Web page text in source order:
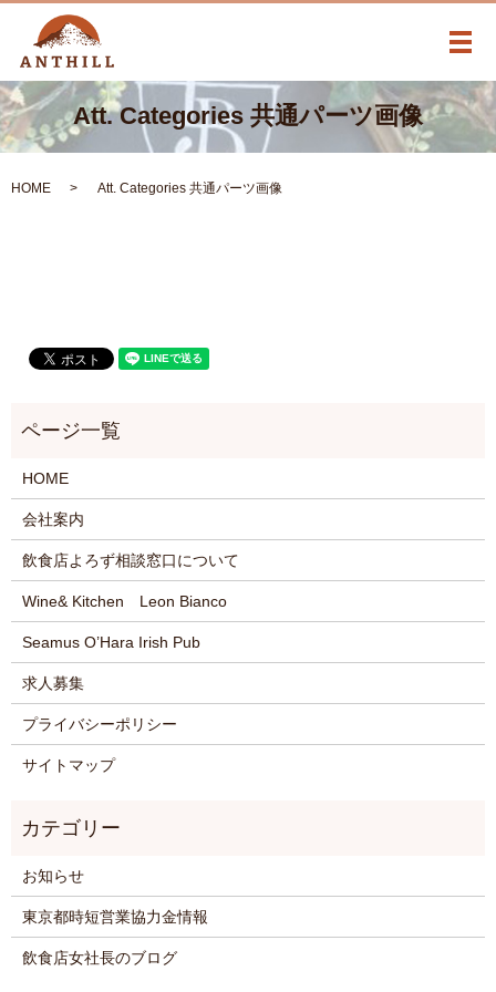
メ
Att. Categories 共通パーツ画像
HOME Att. Categories 共通パーツ画像
HOME
会社案内
飲食店よろず相談窓口について
Wine& Kitchen Leon Bianco
Seamus O’Hara Irish Pub
求人募集
プライバシーポリシー
サイトマップ
お知らせ
東京都時短営業協力金情報
飲食店女社長のブログ